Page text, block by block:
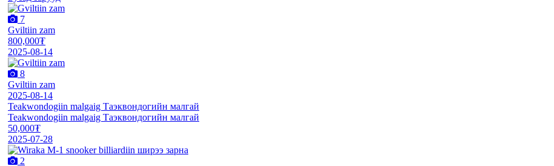
7
Gviltiin zam
800,000₮
2025-08-14
8
Gviltiin zam
2025-08-14
Teakwondogiin malgaig Таэквондогийн малгай
Teakwondogiin malgaig Таэквондогийн малгай
50,000₮
2025-07-28
2